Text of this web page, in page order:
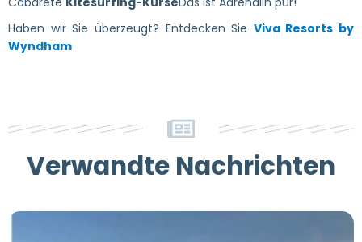
Haben wir Sie überzeugt? Entdecken Sie Viva Resorts by
Wyndham
Verwandte Nachrichten